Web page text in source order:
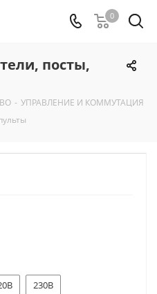
0
посты,
- УПРАВЛЕНИЕ И КОММУТАЦИЯ
230В